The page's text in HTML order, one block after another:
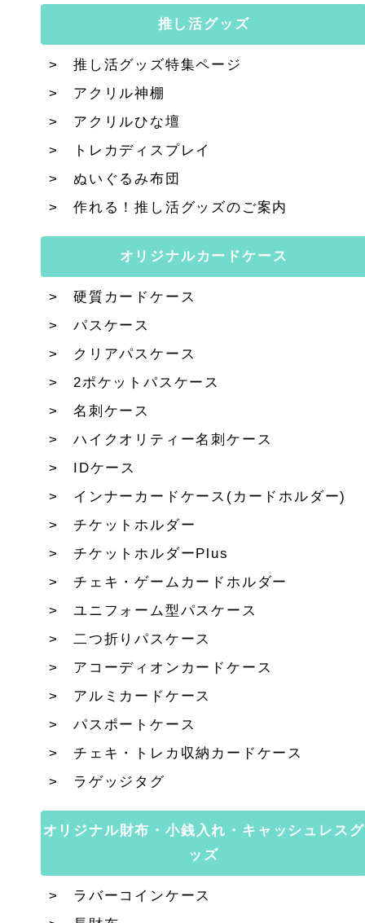
推し活グッズ
推し活グッズ特集ページ
アクリル神棚
アクリルひな壇
トレカディスプレイ
ぬいぐるみ布団
作れる！推し活グッズのご案内
オリジナルカードケース
硬質カードケース
パスケース
クリアパスケース
2ポケットパスケース
名刺ケース
ハイクオリティー名刺ケース
IDケース
インナーカードケース(カードホルダー)
チケットホルダー
チケットホルダーPlus
チェキ・ゲームカードホルダー
ユニフォーム型パスケース
二つ折りパスケース
アコーディオンカードケース
アルミカードケース
パスポートケース
チェキ・トレカ収納カードケース
ラゲッジタグ
オリジナル財布・小銭入れ・キャッシュレスグ
ッズ
ラバーコインケース